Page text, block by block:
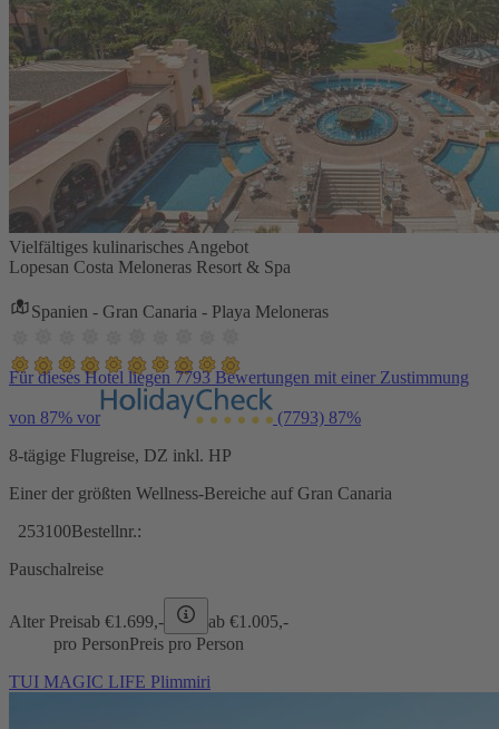
Vielfältiges kulinarisches Angebot
Lopesan Costa Meloneras Resort & Spa
Spanien - Gran Canaria - Playa Meloneras
Für dieses Hotel liegen 7793 Bewertungen mit einer Zustimmung
von 87% vor (7793) 87%
8-tägige Flugreise, DZ inkl. HP
Einer der größten Wellness-Bereiche auf Gran Canaria
253100Bestellnr.:
Pauschalreise
Alter Preisab €1.699,- ab €1.005,-
pro PersonPreis pro Person
TUI MAGIC LIFE Plimmiri